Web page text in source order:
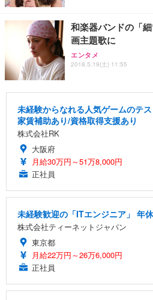
和楽器バンドの「
画主題歌に
エンタメ
2018.5.19(土) 11:55
未経験からなれる人気ゲームのテ
家賃補助あり/資格取得支援あり
株式会社RK
大阪府
月給30万円～51万8,000円
正社員
未経験歓迎の「ITエンジニア」 年
株式会社ティーネットジャパン
東京都
月給22万円～26万6,000円
正社員